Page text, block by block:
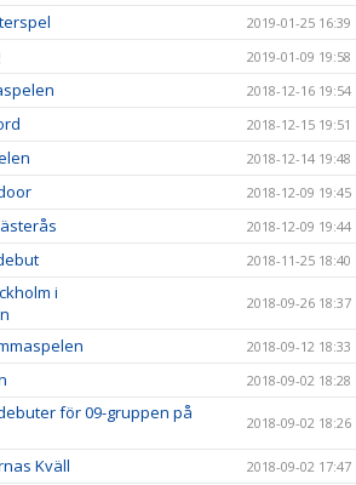
2019-01-25 16:39
2019-01-09 19:58
2018-12-16 19:54
2018-12-15 19:51
2018-12-14 19:48
2018-12-09 19:45
2018-12-09 19:44
2018-11-25 18:40
i
2018-09-26 18:37
2018-09-12 18:33
2018-09-02 18:28
för 09-gruppen på
2018-09-02 18:26
Kväll 2018-09-02 17:47